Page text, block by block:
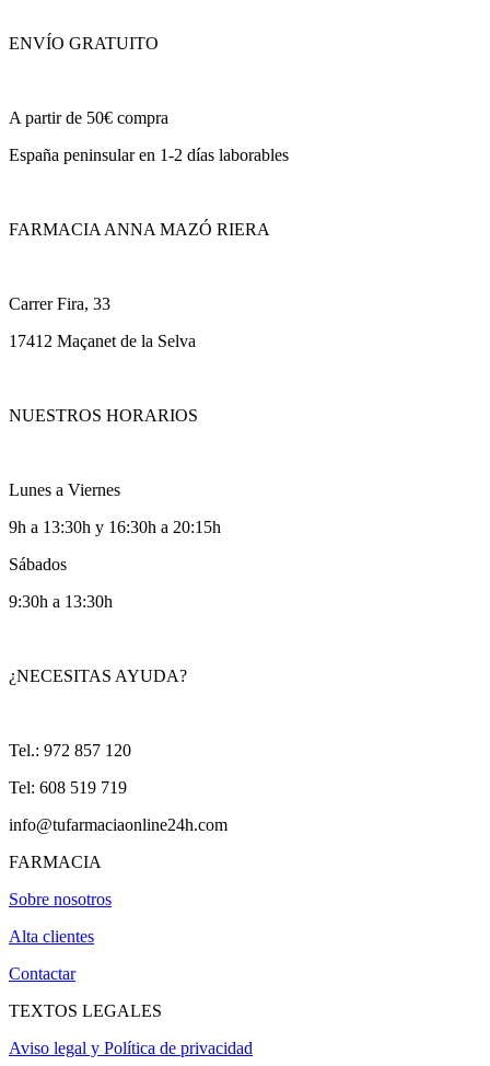
ENVÍO GRATUITO
A partir de 50€ compra
España peninsular en 1-2 días laborables
FARMACIA ANNA MAZÓ RIERA
Carrer Fira, 33
17412 Maçanet de la Selva
NUESTROS HORARIOS
Lunes a Viernes
9h a 13:30h y 16:30h a 20:15h
Sábados
9:30h a 13:30h
¿NECESITAS AYUDA?
Tel.: 972 857 120
Tel: 608 519 719
info@tufarmaciaonline24h.com
FARMACIA
Sobre nosotros
Alta clientes
Contactar
TEXTOS LEGALES
Aviso legal y Política de privacidad